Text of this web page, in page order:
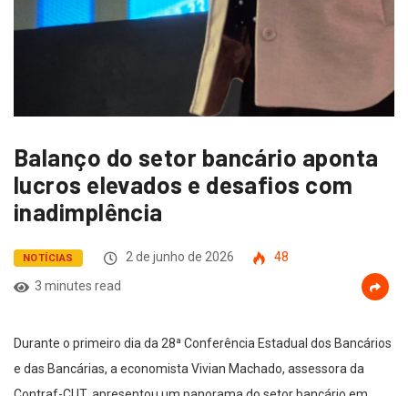
Balanço do setor bancário aponta
lucros elevados e desafios com
inadimplência
NOTÍCIAS 2 de junho de 2026
48
3 minutes read
Durante o primeiro dia da 28ª Conferência Estadual dos Bancários
e das Bancárias, a economista Vivian Machado, assessora da